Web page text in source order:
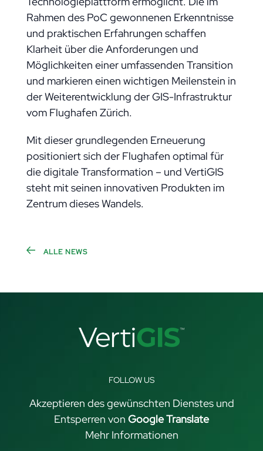
Rahmen des PoC gewonnenen Erkenntnisse
und praktischen Erfahrungen schaffen
Klarheit über die Anforderungen und
Möglichkeiten einer umfassenden Transition
und markieren einen wichtigen Meilenstein in
der Weiterentwicklung der GIS-Infrastruktur
vom Flughafen Zürich.
Mit dieser grundlegenden Erneuerung
positioniert sich der Flughafen optimal für
die digitale Transformation – und VertiGIS
steht mit seinen innovativen Produkten im
Zentrum dieses Wandels.
ALLE NEWS
FOLLOW US
Akzeptieren des gewünschten Dienstes und
Entsperren von Google Translate
Mehr Informationen